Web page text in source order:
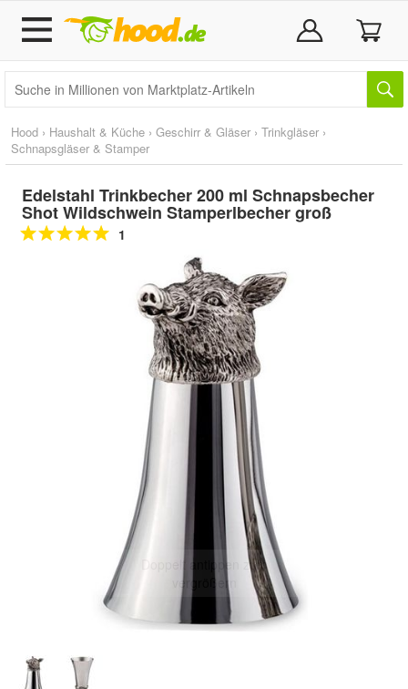
Hood › Haushalt & Küche › Geschirr & Gläser › Trinkgläser ›
Schnapsgläser & Stamper
Edelstahl Trinkbecher 200 ml Schnapsbecher
Shot Wildschwein Stamperlbecher groß
1
Doppelt antippen zum
vergrößern